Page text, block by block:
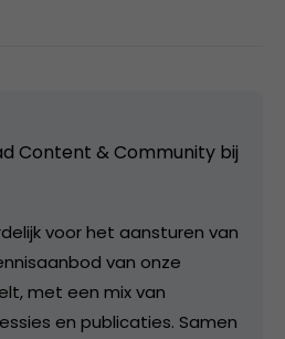
Content & Community bij
voor het aansturen van
van onze
met een mix van
en publicaties. Samen